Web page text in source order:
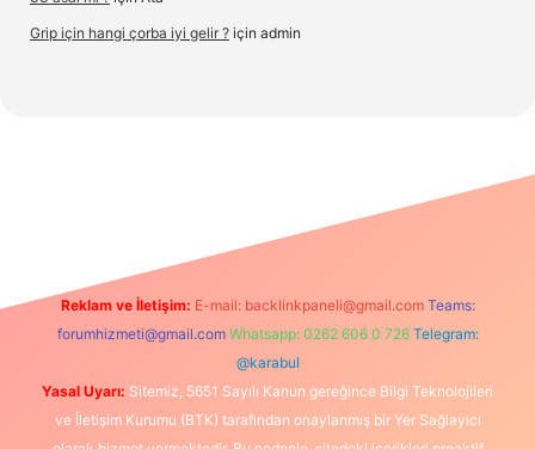
Grip için hangi çorba iyi gelir ? için admin
Reklam ve İletişim: E-mail: backlinkpaneli@gmail.com Teams:
forumhizmeti@gmail.com Whatsapp: 0262 606 0 726 Telegram:
@karabul
Yasal Uyarı: Sitemiz, 5651 Sayılı Kanun gereğince Bilgi Teknolojileri
ve İletişim Kurumu (BTK) tarafından onaylanmış bir Yer Sağlayıcı